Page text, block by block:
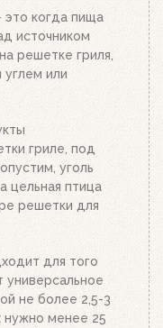
Сверху
брикетами
не нужно.
20-30 минут, в
или брикетов.
а слой
высыпьте
угля. Жар
это когда пища
источником
решетке гриля,
или
гриле, под
уголь
цельная птица
решетки для
для того
универсальное
не более 2,5-3
нужно менее 25